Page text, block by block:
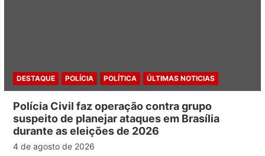
DESTAQUE POLÍCIA POLÍTICA ÚLTIMAS NOTICIAS
Polícia Civil faz operação contra grupo
suspeito de planejar ataques em Brasília
durante as eleições de 2026
4 de agosto de 2026